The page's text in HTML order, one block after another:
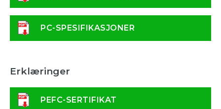
PC-SPESIFIKASJONER
Erklæringer
PEFC-SERTIFIKAT